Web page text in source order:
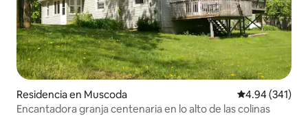
Residencia en Muscoda Calificación
4.94 (341)
Encantadora granja centenaria en lo alto de las colinas